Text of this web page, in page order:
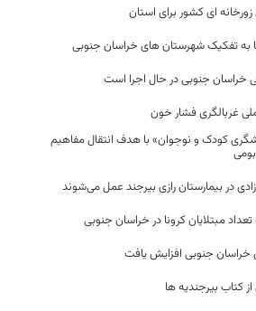
ای کشور برای استان
به تفکیک شهرستان های خراسان جنوبی
غربالگری فشار خون
کودک و نوجوان» با هدف انتقال مفاهیم
مبتلایان کرونا در خراسان جنوبی
جنوبی افزایش یافت
کتاب بیرجندیه ها